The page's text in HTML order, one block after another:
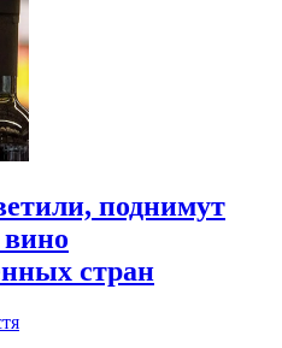
поднимут
стран